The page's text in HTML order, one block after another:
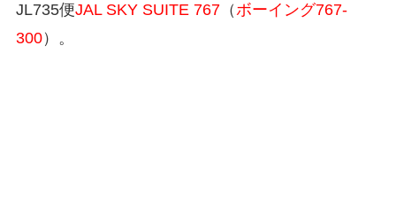
JL735便JAL SKY SUITE 767（ボーイング767-
300）。